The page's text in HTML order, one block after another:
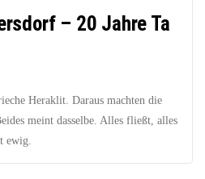
– 20 Jahre Ta
Heraklit. Daraus machten die
meint dasselbe. Alles fließt, alles
ewig.